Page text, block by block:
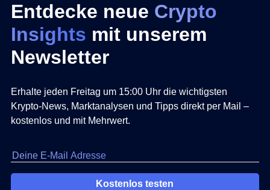
Entdecke neue Crypto
Insights mit unserem
Newsletter
Erhalte jeden Freitag um 15:00 Uhr die wichtigsten
Krypto-News, Marktanalysen und Tipps direkt per Mail –
kostenlos und mit Mehrwert.
Kostenlos testen